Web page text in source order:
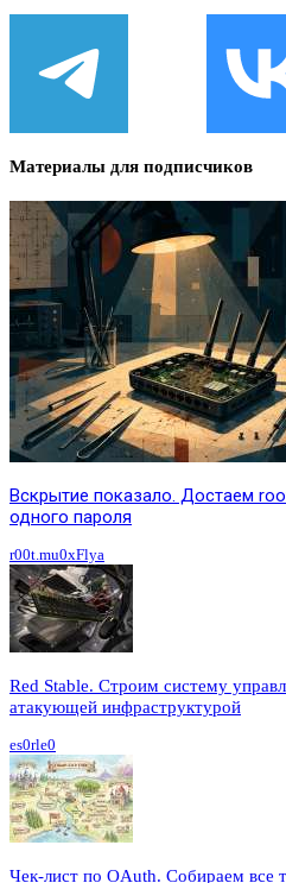
Материалы для подписчиков
Вскрытие показало. Достаем
одного пароля
r00t.mu0xFlya
Red Stable. Строим систему
атакующей инфраструктурой
es0rle0
Чек-лист по OAuth. Собираем все